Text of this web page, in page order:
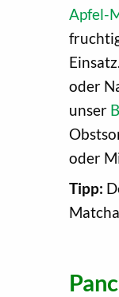
Apfel-
oder
unser
oder
Tipp: